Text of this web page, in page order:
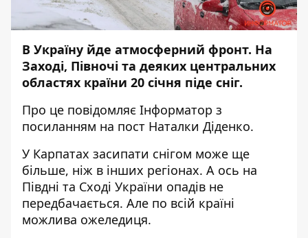
В Україну йде атмосферний фронт. На
Заході, Півночі та деяких центральних
областях країни 20 січня піде сніг.
Про це повідомляє Інформатор з
посиланням на пост Наталки Діденко.
У Карпатах засипати снігом може ще
більше, ніж в інших регіонах. А ось на
Півдні та Сході України опадів не
передбачається. Але по всій країні
можлива ожеледиця.